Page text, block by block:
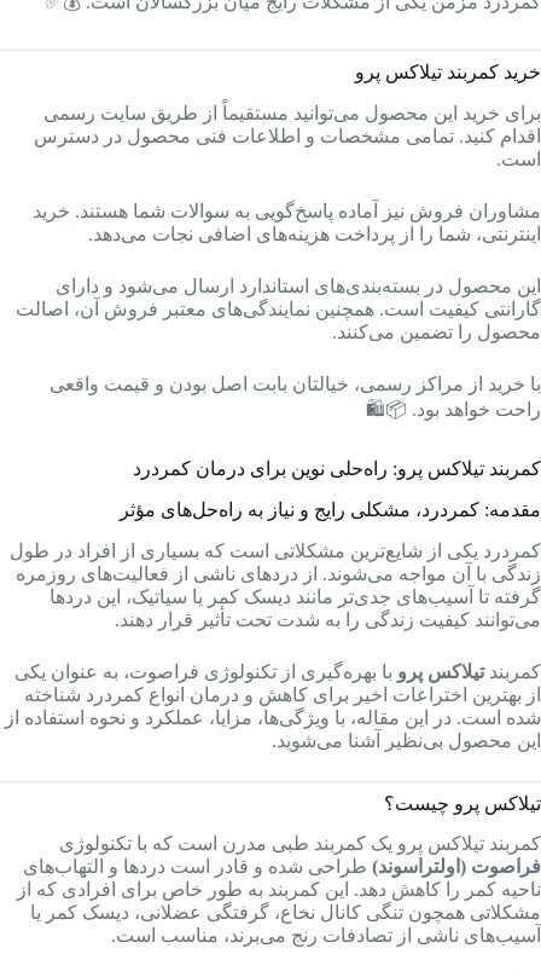
خرید کمربند تیلاکس پرو
برای خرید این محصول می‌توانید مستقیماً از طریق سایت رسمی
اقدام کنید. تمامی مشخصات و اطلاعات فنی محصول در دسترس
است.
مشاوران فروش نیز آماده پاسخ‌گویی به سوالات شما هستند. خرید
اینترنتی، شما را از پرداخت هزینه‌های اضافی نجات می‌دهد.
این محصول در بسته‌بندی‌های استاندارد ارسال می‌شود و دارای
گارانتی کیفیت است. همچنین نمایندگی‌های معتبر فروش آن، اصالت
محصول را تضمین می‌کنند.
با خرید از مراکز رسمی، خیالتان بابت اصل بودن و قیمت واقعی
راحت خواهد بود. 📦🛍️
کمربند تیلاکس پرو: راه‌حلی نوین برای درمان کمردرد
مقدمه: کمردرد، مشکلی رایج و نیاز به راه‌حل‌های مؤثر
کمردرد یکی از شایع‌ترین مشکلاتی است که بسیاری از افراد در طول
زندگی با آن مواجه می‌شوند. از دردهای ناشی از فعالیت‌های روزمره
گرفته تا آسیب‌های جدی‌تر مانند دیسک کمر یا سیاتیک، این دردها
می‌توانند کیفیت زندگی را به شدت تحت تأثیر قرار دهند.
کمربندتیلاکس پرو با بهره‌گیری از تکنولوژی فراصوت، به عنوان یکی
از بهترین اختراعات اخیر برای کاهش و درمان انواع کمردرد شناخته
شده است. در این مقاله، با ویژگی‌ها، مزایا، عملکرد و نحوه استفاده از
این محصول بی‌نظیر آشنا می‌شوید.
تیلاکس پرو چیست؟
کمربند تیلاکس پرو یک کمربند طبی مدرن است که با تکنولوژی
فراصوت (اولتراسوند) طراحی شده و قادر است دردها و التهاب‌های
ناحیه کمر را کاهش دهد. این کمربند به طور خاص برای افرادی که از
مشکلاتی همچون تنگی کانال نخاع، گرفتگی عضلانی، دیسک کمر یا
آسیب‌های ناشی از تصادفات رنج می‌برند، مناسب است.